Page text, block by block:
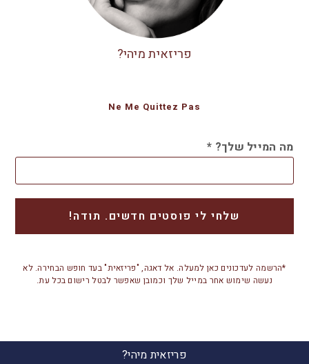
פריזאית מיהי?
Ne Me Quittez Pas
מה המייל שלך? *
*הרשמה לעדכונים כאן למעלה. אל דאגה, "פריזאית" בעד חופש הבחירה. לא
נעשה שימוש אחר במייל שלך וכמובן שאפשר לבטל רישום בכל עת.
פריזאית מיהי?